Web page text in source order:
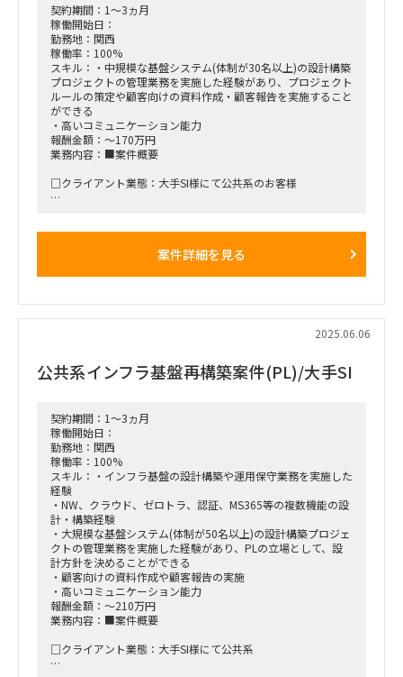
契約期間：1～3ヵ月
稼働開始日：
勤務地：関西
稼働率：100%
スキル：・中規模な基盤システム(体制が30名以上)の設計構築
プロジェクトの管理業務を実施した経験があり、プロジェクト
ルールの策定や顧客向けの資料作成・顧客報告を実施すること
ができる
・高いコミュニケーション能力
報酬金額：～170万円
業務内容：■案件概要
□クライアント業態：大手SI様にて公共系のお客様
□作業内容：PMOのポジジョンで進捗管理、課題管理、各工
案件詳細を見る
2025.06.06
公共系インフラ基盤再構築案件(PL)/大手SI
契約期間：1～3ヵ月
稼働開始日：
勤務地：関西
稼働率：100%
スキル：・インフラ基盤の設計構築や運用保守業務を実施した
経験
・NW、クラウド、ゼロトラ、認証、MS365等の複数機能の設
計・構築経験
・大規模な基盤システム(体制が50名以上)の設計構築プロジェ
クトの管理業務を実施した経験があり、PLの立場として、設
計方針を決めることができる
・顧客向けの資料作成や顧客報告の実施
・高いコミュニケーション能力
報酬金額：～210万円
業務内容：■案件概要
□クライアント業態：大手SI様にて公共系